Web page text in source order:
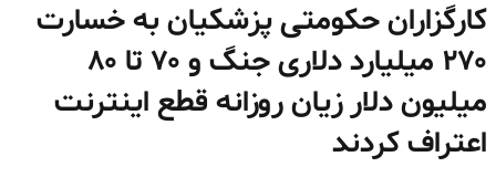
کارگزاران حکومتی پزشکیان به خسارت
۲۷۰ میلیارد دلاری جنگ و ۷۰ تا ۸۰
میلیون دلار زیان روزانه قطع اینترنت
اعتراف کردند